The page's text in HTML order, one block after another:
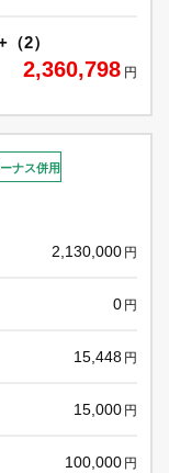
2）
2,360,798 円
ナス併用
2,130,000 円
0 円
15,448 円
15,000 円
100,000 円